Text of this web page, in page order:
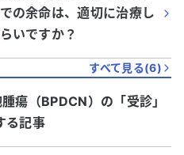
の余命は、適切に治療し
いですか？
すべて見る(6)
瘍（BPDCN） の「受診」
る記事